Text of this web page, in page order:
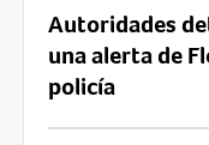
Autoridades
una alerta de
policía